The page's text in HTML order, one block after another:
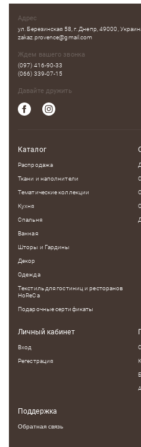
Адрес
ул. Березинская 58, г. Днепр, 49000,
zakaz.provence@gmail.com
Ждем вашего звонка
(097) 416-90-33
(066) 339-07-15
Давайте дружить
Каталог
Распродажа
Ткани и наполнители
Тематические коллекции
Кухня
Спальня
Ванная
Шторы и Гардины
Декор
Одежда
Текстиль для гостиниц и ресторанов
HoReCa
Подарочные сертификаты
Личный кабинет
Вход
Регестрация
Поддержка
Обратная связь